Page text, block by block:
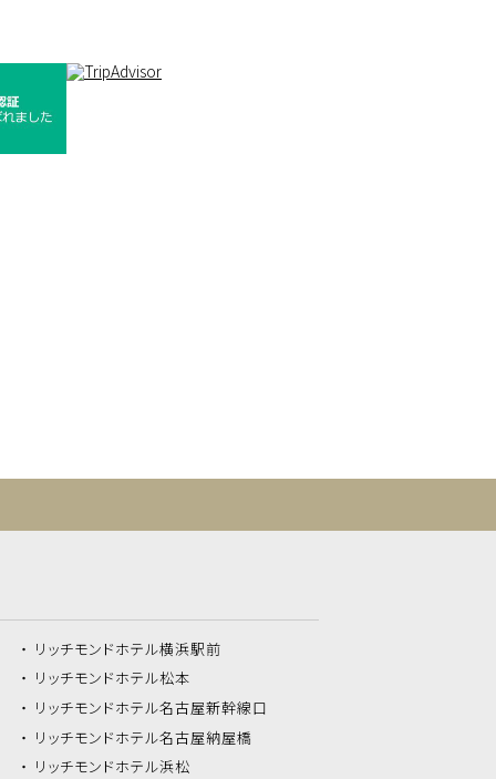
リッチモンドホテル横浜駅前
リッチモンドホテル松本
リッチモンドホテル名古屋新幹線口
リッチモンドホテル名古屋納屋橋
リッチモンドホテル浜松